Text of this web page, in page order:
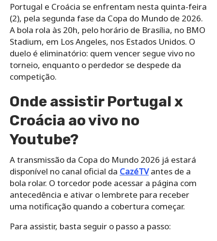
Portugal e Croácia se enfrentam nesta quinta-feira
(2), pela segunda fase da Copa do Mundo de 2026.
A bola rola às 20h, pelo horário de Brasília, no BMO
Stadium, em Los Angeles, nos Estados Unidos. O
duelo é eliminatório: quem vencer segue vivo no
torneio, enquanto o perdedor se despede da
competição.
Onde assistir Portugal x
Croácia ao vivo no
Youtube?
A transmissão da Copa do Mundo 2026 já estará
disponível no canal oficial da CazéTVantes de a
bola rolar. O torcedor pode acessar a página com
antecedência e ativar o lembrete para receber
uma notificação quando a cobertura começar.
Para assistir, basta seguir o passo a passo: